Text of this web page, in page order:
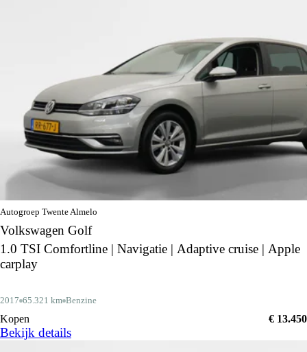
Autogroep Twente Almelo
Volkswagen Golf
1.0 TSI Comfortline | Navigatie | Adaptive cruise | Apple
carplay
2017 65.321 km Benzine
Kopen € 13.450
Bekijk details